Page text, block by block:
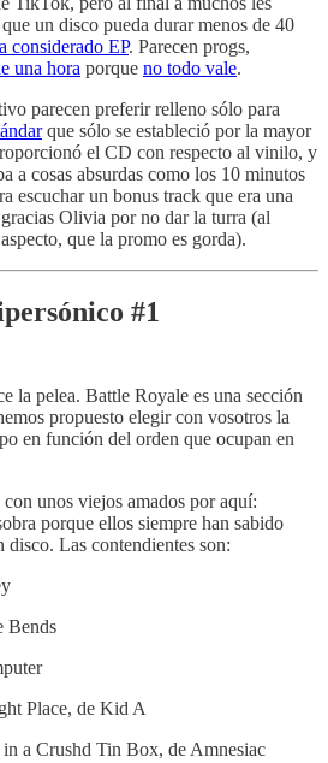
un disco pueda durar menos de 40
considerado EP. Parecen progs,
una hora porque no todo vale.
parecen preferir relleno sólo para
que sólo se estableció por la mayor
el CD con respecto al vinilo, y
a cosas absurdas como los 10 minutos
escuchar un bonus track que era una
Olivia por no dar la turra (al
que la promo es gorda).
#1
la pelea. Battle Royale es una sección
propuesto elegir con vosotros la
en función del orden que ocupan en
unos viejos amados por aquí:
porque ellos siempre han sabido
Las contendientes son:
Bends
Place, de Kid A
a Crushd Tin Box, de Amnesiac